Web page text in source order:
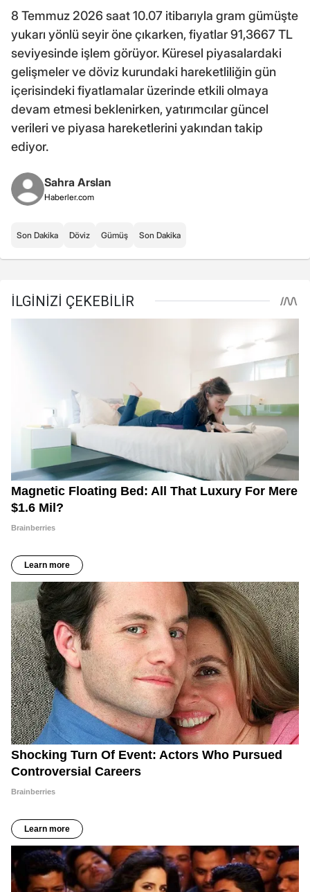
8 Temmuz 2026 saat 10.07 itibarıyla gram gümüşte
yukarı yönlü seyir öne çıkarken, fiyatlar 91,3667 TL
seviyesinde işlem görüyor. Küresel piyasalardaki
gelişmeler ve döviz kurundaki hareketliliğin gün
içerisindeki fiyatlamalar üzerinde etkili olmaya
devam etmesi beklenirken, yatırımcılar güncel
verileri ve piyasa hareketlerini yakından takip
ediyor.
Sahra Arslan
Haberler.com
Son Dakika Döviz Gümüş Son Dakika